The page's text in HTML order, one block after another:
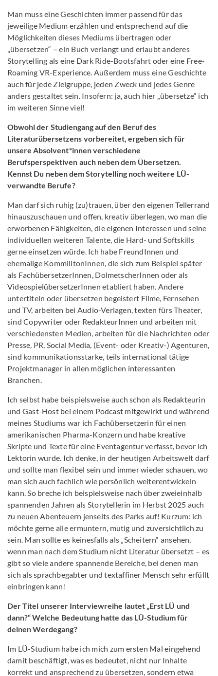
Man muss eine Geschichten immer passend für das
jeweilige Medium erzählen und entsprechend auf die
Möglichkeiten dieses Mediums übertragen oder
„übersetzen“ – ein Buch verlangt und erlaubt anderes
Storytelling als eine Dark Ride-Bootsfahrt oder eine Free-
Roaming VR-Experience. Außerdem muss eine Geschichte
auch für jede Zielgruppe, jeden Zweck und jedes Genre
anders gestaltet sein. Insofern: ja, auch hier „übersetze“ ich
im weiteren Sinne viel!
Obwohl der Studiengang auf den Beruf des
Literaturübersetzens vorbereitet, ergeben sich für
unsere Absolvent*innen verschiedene
Berufsperspektiven auch neben dem Übersetzen.
Kennst Du neben dem Storytelling noch weitere LÜ-
verwandte Berufe?
Man darf sich ruhig (zu)trauen, über den eigenen Tellerrand
hinauszuschauen und offen, kreativ überlegen, wo man die
erworbenen Fähigkeiten, die eigenen Interessen und seine
individuellen weiteren Talente, die Hard- und Softskills
gerne einsetzen würde. Ich habe FreundInnen und
ehemalige KommilitonInnen, die sich zum Beispiel später
als FachübersetzerInnen, DolmetscherInnen oder als
VideospielübersetzerInnen etabliert haben. Andere
untertiteln oder übersetzen begeistert Filme, Fernsehen
und TV, arbeiten bei Audio-Verlagen, texten fürs Theater,
sind Copywriter oder RedakteurInnen und arbeiten mit
verschiedensten Medien, arbeiten für die Nachrichten oder
Presse, PR, Social Media, (Event- oder Kreativ-) Agenturen,
sind kommunikationsstarke, teils international tätige
Projektmanager in allen möglichen interessanten
Branchen.
Ich selbst habe beispielsweise auch schon als Redakteurin
und Gast-Host bei einem Podcast mitgewirkt und während
meines Studiums war ich Fachübersetzerin für einen
amerikanischen Pharma-Konzern und habe kreative
Skripte und Texte für eine Eventagentur verfasst, bevor ich
Lektorin wurde. Ich denke, in der heutigen Arbeitswelt darf
und sollte man flexibel sein und immer wieder schauen, wo
man sich auch fachlich wie persönlich weiterentwickeln
kann. So breche ich beispielsweise nach über zweieinhalb
spannenden Jahren als Storytellerin im Herbst 2025 auch
zu neuen Abenteuern jenseits des Parks auf! Kurzum: ich
möchte gerne alle ermuntern, mutig und zuversichtlich zu
sein. Man sollte es keinesfalls als „Scheitern“ ansehen,
wenn man nach dem Studium nicht Literatur übersetzt – es
gibt so viele andere spannende Bereiche, bei denen man
sich als sprachbegabter und textaffiner Mensch sehr erfüllt
einbringen kann!
Der Titel unserer Interviewreihe lautet „Erst LÜ und
dann?“ Welche Bedeutung hatte das LÜ-Studium für
deinen Werdegang?
Im LÜ-Studium habe ich mich zum ersten Mal eingehend
damit beschäftigt, was es bedeutet, nicht nur Inhalte
korrekt und ansprechend zu übersetzen, sondern etwa